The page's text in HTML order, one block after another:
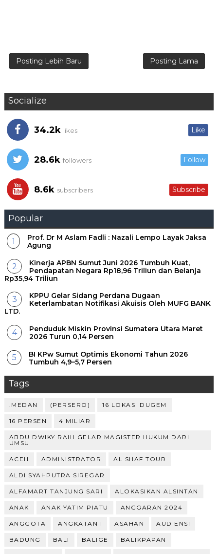
Posting Lebih Baru Posting Lama
Socialize
34.2k likes Like
28.6k followers Follow
8.6k subscribers Subscribe
Popular
Prof. Dr M Aslam Fadli : Nazali Lempo Layak Jaksa
Agung
Kinerja APBN Sumut Juni 2026 Tumbuh Kuat,
Pendapatan Negara Rp18,96 Triliun dan Belanja
Rp35,94 Triliun
KPPU Gelar Sidang Perdana Dugaan
Keterlambatan Notifikasi Akuisis Oleh MUFG BANK
LTD.
Penduduk Miskin Provinsi Sumatera Utara Maret
2026 Turun 0,14 Persen
BI KPw Sumut Optimis Ekonomi Tahun 2026
Tumbuh 4,9–5,7 Persen
Tags
.MEDAN (PERSERO) 16 LOKASI DUGEM
16 PERSEN 4 MILIAR
ABDU DWIKY RAIH GELAR MAGISTER HUKUM DARI
UMSU
ACEH ADMINISTRATOR AL SHAF TOUR
ALDI SYAHPUTRA SIREGAR
ALFAMART TANJUNG SARI ALOKASIKAN ALSINTAN
ANAK ANAK YATIM PIATU ANGGARAN 2024
ANGGOTA ANGKATAN I ASAHAN AUDIENSI
BADUNG BALI BALIGE BALIKPAPAN